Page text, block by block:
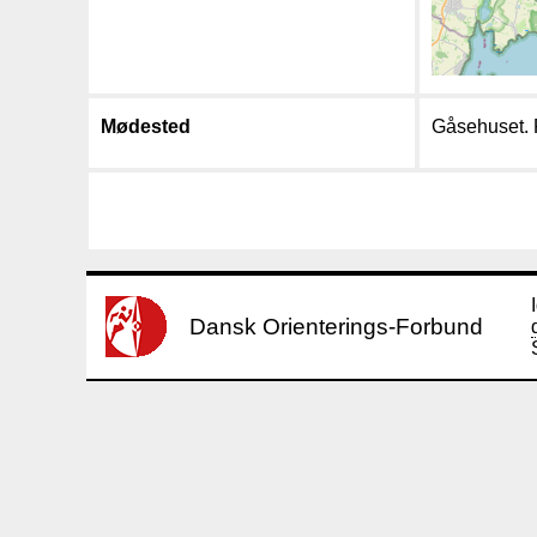
Mødested
Dansk Orienterings-Forbund